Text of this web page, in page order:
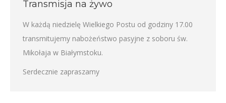
Transmisja na żywo
W każdą niedzielę Wielkiego Postu od godziny 17.00
transmitujemy nabożeństwo pasyjne z soboru św.
Mikołaja w Białymstoku.
Serdecznie zapraszamy